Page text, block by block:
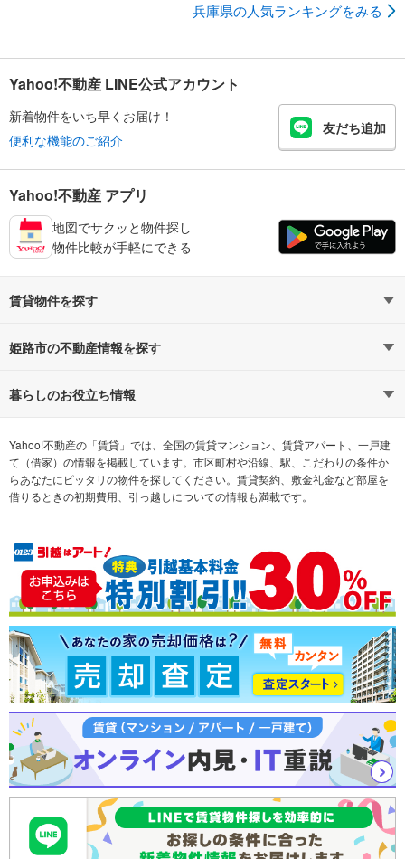
兵庫県の人気ランキングをみる
Yahoo!不動産 LINE公式アカウント
新着物件をいち早くお届け！
便利な機能のご紹介
友だち追加
Yahoo!不動産 アプリ
地図でサクッと物件探し
物件比較が手軽にできる
賃貸物件を探す
路線・駅から探す
通勤時間から探す
不動産会社から探す 希望の条件から探す
テーマから探す ランキングから探す
姫路市の不動産情報を探す
不動産・住宅
新築マンション 中古マンション
新築一戸建て 中古一戸建て
売却査定
暮らしのお役立ち情報
マンションカタログ 教えて！住まいの先生
Yahoo!不動産の「賃貸」では、全国の賃貸マンション、賃貸アパート、一戸建
て（借家）の情報を掲載しています。市区町村や沿線、駅、こだわりの条件か
らあなたにピッタリの物件を探してください。賃貸契約、敷金礼金など部屋を
借りるときの初期費用、引っ越しについての情報も満載です。